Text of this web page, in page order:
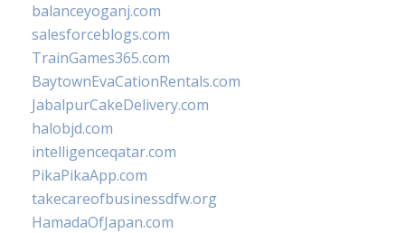
balanceyoganj.com
salesforceblogs.com
TrainGames365.com
BaytownEvaCationRentals.com
JabalpurCakeDelivery.com
halobjd.com
intelligenceqatar.com
PikaPikaApp.com
takecareofbusinessdfw.org
HamadaOfJapan.com